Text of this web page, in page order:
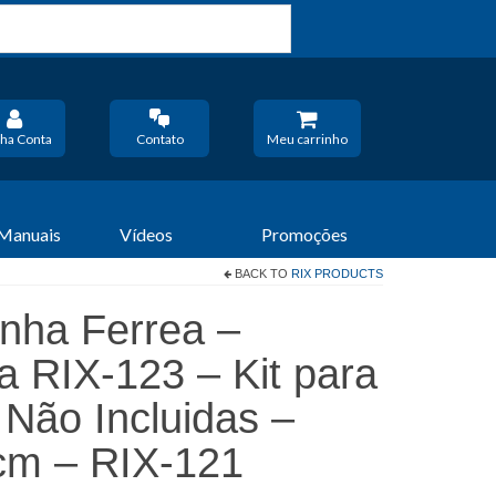
Conta Contato Meu carrinho
Vídeos Promoções
BACK TO RIX PRODUCTS
Ferrea –
RIX-123 – Kit para
Incluidas –
– RIX-121